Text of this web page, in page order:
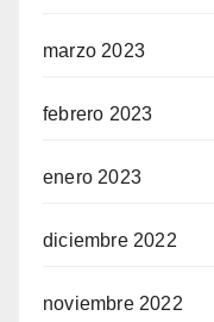
marzo 2023
febrero 2023
enero 2023
diciembre 2022
noviembre 2022